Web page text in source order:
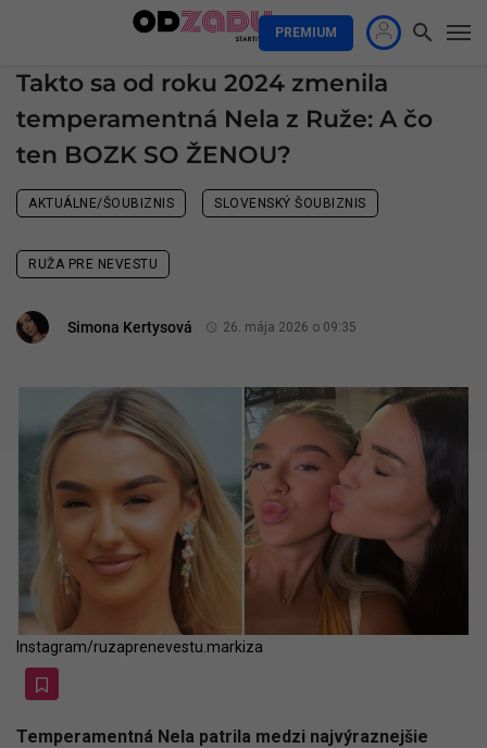
PREMIUM
Takto sa od roku 2024 zmenila
temperamentná Nela z Ruže: A čo
ten BOZK SO ŽENOU?
AKTUÁLNE/ŠOUBIZNIS SLOVENSKÝ ŠOUBIZNIS
RUŽA PRE NEVESTU
Simona Kertysová 26. mája 2026 o 09:35
Instagram/ruzaprenevestu.markiza
Temperamentná Nela patrila medzi najvýraznejšie